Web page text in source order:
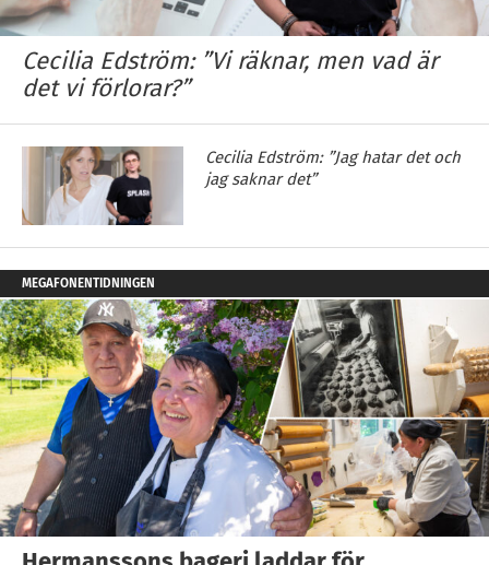
Cecilia Edström: ”Vi räknar, men vad är
det vi förlorar?”
Cecilia Edström: ”Jag hatar det och
jag saknar det”
MEGAFONENTIDNINGEN